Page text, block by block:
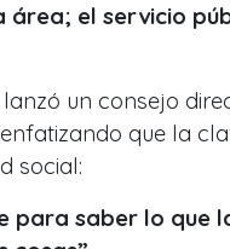
el servicio
un consejo
que la
social:
para saber lo que